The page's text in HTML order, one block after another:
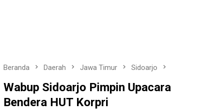
Beranda Daerah Jawa Timur Sidoarjo
Wabup Sidoarjo Pimpin Upacara
Bendera HUT Korpri